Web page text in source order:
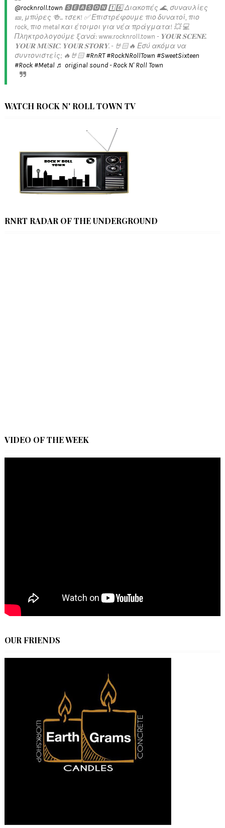
@rocknroll.town 🆂🅴🅰🆂🅾🅽 1️⃣6️⃣ Διακοπές 🌊, συναυλίες
🎫, μπύρες 🍻... τσεκ! ✅️ Επιστρέφουμε πιο δυνατοί, πιο
rock, πιο metal και έτοιμοι για νέα πράγματα! 💥 💻
Πληκτρολογούμε ξανά: www.rocknroll.town - 𝐘𝐎𝐔𝐑 𝐒𝐂𝐄𝐍𝐄.
𝐘𝐎𝐔𝐑 𝐌𝐔𝐒𝐈𝐂. 𝐘𝐎𝐔𝐑 𝐒𝐓𝐎𝐑𝐘. - 🤘🏻🔥 Εσύ ακόμα να
συντονιστείς; 🔥🤘🏻#RnRT #RockNRollTown #SweetSixteen
#Rock #Metal ♬ original sound - Rock N' Roll Town
WATCH ROCK N' ROLL TOWN TV
RNRT RADAR OF THE UNDERGROUND
VIDEO OF THE WEEK
OUR FRIENDS